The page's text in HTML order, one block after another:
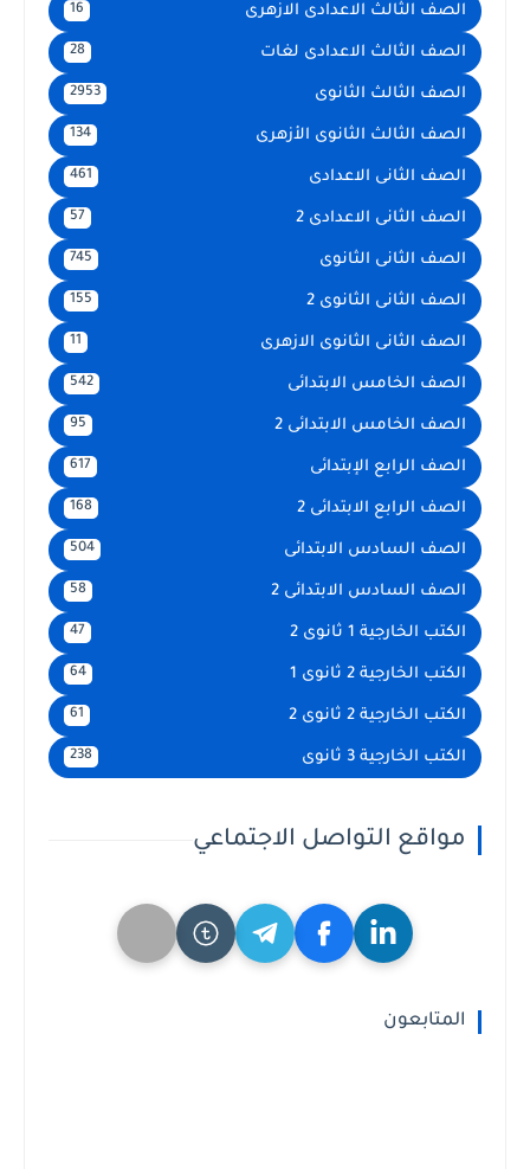
الصف الثالث الاعدادى الازهرى 16
الصف الثالث الاعدادى لغات 28
الصف الثالث الثانوى 2953
الصف الثالث الثانوى الأزهرى 134
الصف الثانى الاعدادى 461
الصف الثانى الاعدادى 2 57
الصف الثانى الثانوى 745
الصف الثانى الثانوى 2 155
الصف الثانى الثانوى الازهرى 11
الصف الخامس الابتدائى 542
الصف الخامس الابتدائى 2 95
الصف الرابع الإبتدائى 617
الصف الرابع الابتدائى 2 168
الصف السادس الابتدائى 504
الصف السادس الابتدائى 2 58
الكتب الخارجية 1 ثانوى 2 47
الكتب الخارجية 2 ثانوى 1 64
الكتب الخارجية 2 ثانوى 2 61
الكتب الخارجية 3 ثانوى 238
مواقع التواصل الاجتماعي
المتابعون